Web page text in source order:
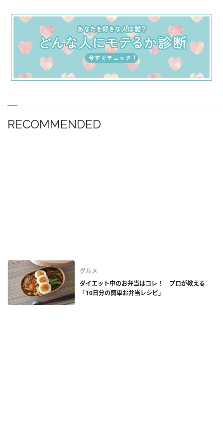
RECOMMENDED
グルメ
ダイエット中のお弁当はコレ！ プロが教える
「10日分の簡単お弁当レシピ」